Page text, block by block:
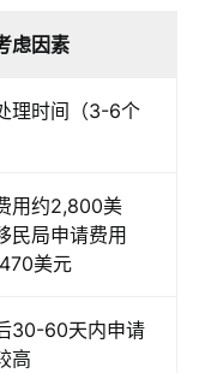
虑因素
理时间（3-6个
用约2,800美
民局申请费用
美元
30-60天内申请
高